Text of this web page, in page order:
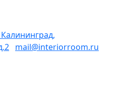
mail@interiorroom.ru